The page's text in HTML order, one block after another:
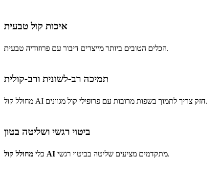
איכות קול טבעית
הכלים הטובים ביותר מייצרים דיבור עם פרוזודיה טבעית.
תמיכה רב-לשונית ורב-קולית
מחולל קול AI חזק צריך לתמוך בשפות מרובות עם פרופילי קול מגוונים.
ביטוי רגשי ושליטה בטון
כלי מחולל קול AI מתקדמים מציעים שליטה בביטוי רגשי.